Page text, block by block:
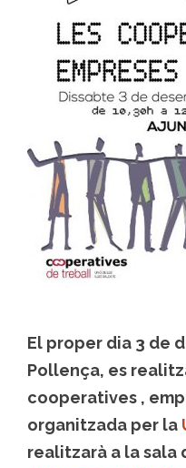
El proper dia 3 de
Pollença, es
cooperatives ,
organitzada per la
realitzarà a la sala